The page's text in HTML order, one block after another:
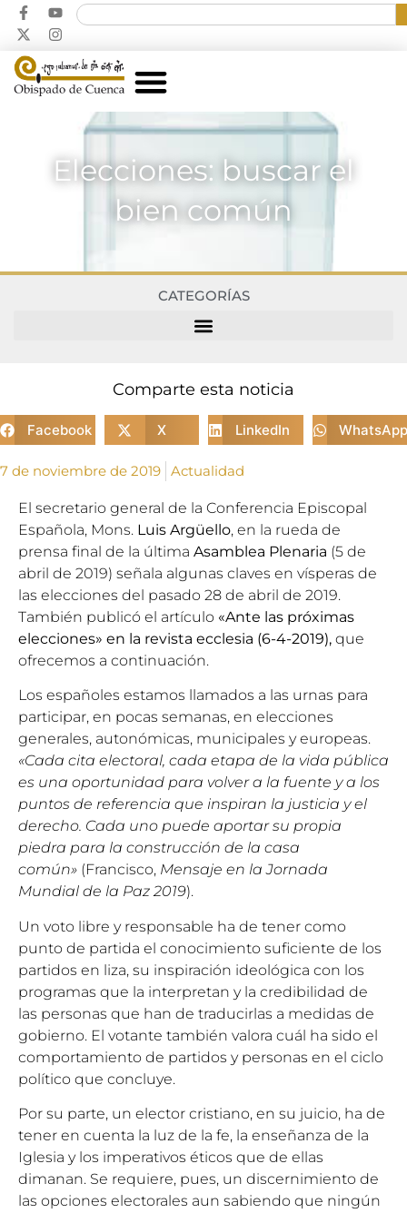
Elecciones: buscar el
bien común
CATEGORÍAS
Comparte esta noticia
Facebook X LinkedIn WhatsApp
7 de noviembre de 2019 Actualidad
El secretario general de la Conferencia Episcopal
Española, Mons. Luis Argüello, en la rueda de
prensa final de la última Asamblea Plenaria (5 de
abril de 2019) señala algunas claves en vísperas de
las elecciones del pasado 28 de abril de 2019.
También publicó el artículo «Ante las próximas
elecciones» en la revista ecclesia (6-4-2019), que
ofrecemos a continuación.
Los españoles estamos llamados a las urnas para
participar, en pocas semanas, en elecciones
generales, autonómicas, municipales y europeas.
«Cada cita electoral, cada etapa de la vida pública
es una oportunidad para volver a la fuente y a los
puntos de referencia que inspiran la justicia y el
derecho. Cada uno puede aportar su propia
piedra para la construcción de la casa
común» (Francisco, Mensaje en la Jornada
Mundial de la Paz 2019).
Un voto libre y responsable ha de tener como
punto de partida el conocimiento suficiente de los
partidos en liza, su inspiración ideológica con los
programas que la interpretan y la credibilidad de
las personas que han de traducirlas a medidas de
gobierno. El votante también valora cuál ha sido el
comportamiento de partidos y personas en el ciclo
político que concluye.
Por su parte, un elector cristiano, en su juicio, ha de
tener en cuenta la luz de la fe, la enseñanza de la
Iglesia y los imperativos éticos que de ellas
dimanan. Se requiere, pues, un discernimiento de
las opciones electorales aun sabiendo que ningún